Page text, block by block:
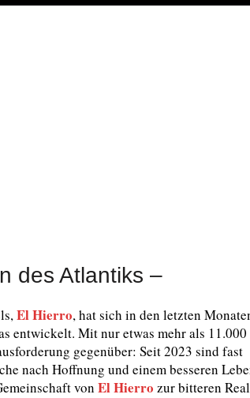
des Atlantiks –
El Hierro, hat sich in den letzten
entwickelt. Mit nur etwas mehr als 11.000
gegenüber: Seit 2023 sind fast
nach Hoffnung und einem besseren
von El Hierro zur bitteren